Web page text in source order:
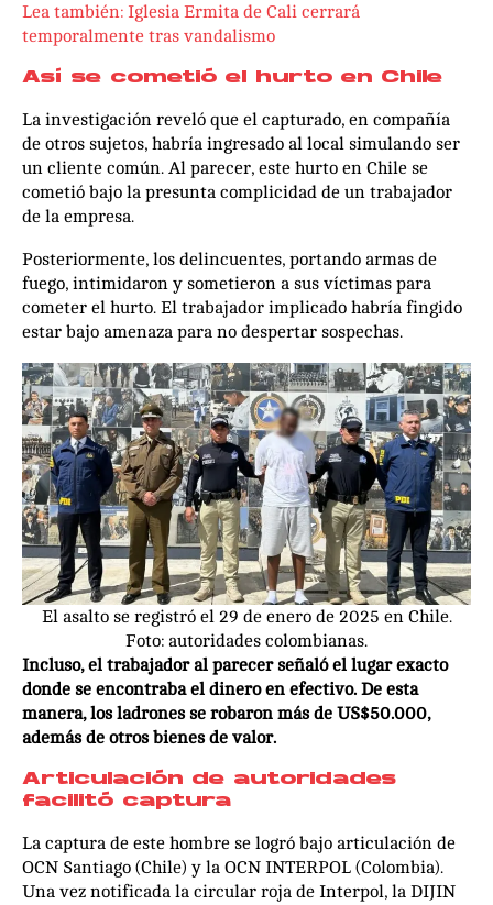
Lea también: Iglesia Ermita de Cali cerrará
temporalmente tras vandalismo
Así se cometió el hurto en Chile
La investigación reveló que el capturado, en compañía
de otros sujetos, habría ingresado al local simulando ser
un cliente común. Al parecer, este hurto en Chile se
cometió bajo la presunta complicidad de un trabajador
de la empresa.
Posteriormente, los delincuentes, portando armas de
fuego, intimidaron y sometieron a sus víctimas para
cometer el hurto. El trabajador implicado habría fingido
estar bajo amenaza para no despertar sospechas.
El asalto se registró el 29 de enero de 2025 en Chile.
Foto: autoridades colombianas.
Incluso, el trabajador al parecer señaló el lugar exacto
donde se encontraba el dinero en efectivo. De esta
manera, los ladrones se robaron más de US$50.000,
además de otros bienes de valor.
Articulación de autoridades
facilitó captura
La captura de este hombre se logró bajo articulación de
OCN Santiago (Chile) y la OCN INTERPOL (Colombia).
Una vez notificada la circular roja de Interpol, la DIJIN